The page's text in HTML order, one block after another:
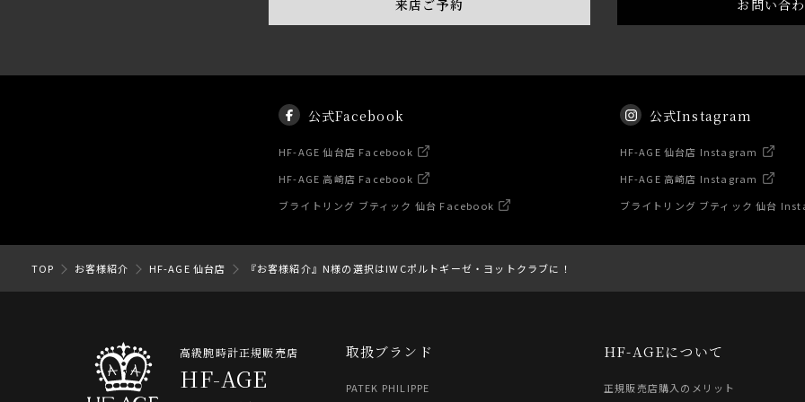
来店ご予約 お問い合
公式Facebook
HF-AGE 仙台店 Facebook
HF-AGE 高崎店 Facebook
ブライトリング ブティック 仙台 Facebook
公式Instagram
HF-AGE 仙台店 Instagram
HF-AGE 高崎店 Instagram
ブライトリング ブティック 仙台
TOP お客様紹介 HF-AGE 仙台店 『お客様紹介』N様の選択はIWCポルトギーゼ・ヨットクラブに！
高級腕時計正規販売店
HF-AGE
取扱ブランド
PATEK PHILIPPE
HF-AGEについて
正規販売店購入のメリット